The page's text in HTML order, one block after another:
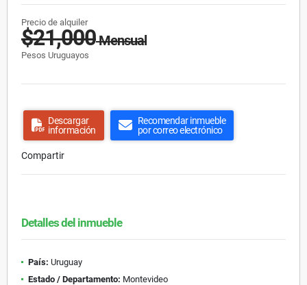
Precio de alquiler
$21,000Mensual
Pesos Uruguayos
Descargar
información
Recomendar inmueble
por correo electrónico
Compartir
Detalles del inmueble
País: Uruguay
Estado / Departamento: Montevideo